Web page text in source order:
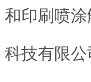
和印刷喷
科技有限